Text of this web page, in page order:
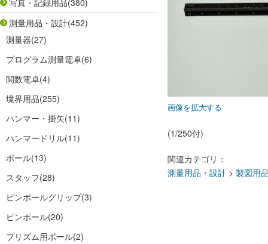
写真・記録用品(380)
測量用品・設計(452)
測量器(27)
プログラム測量電卓(6)
関数電卓(4)
境界用品(255)
ハンマー・掛矢(11)
ハンマードリル(11)
ポール(13)
スタッフ(28)
ピンポールグリップ(3)
ピンポール(20)
プリズム用ポール(2)
画像を拡大する
(1/250付)
関連カテゴリ：
測量用品・設計 > 製図用